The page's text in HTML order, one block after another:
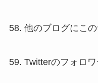
58. 他のブログにこ
59. Twitterのフォロ